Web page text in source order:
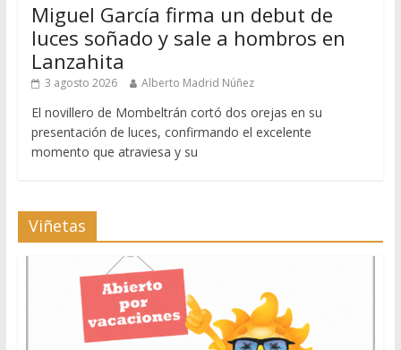
Miguel García firma un debut de
luces soñado y sale a hombros en
Lanzahita
3 agosto 2026 Alberto Madrid Núñez
El novillero de Mombeltrán cortó dos orejas en su
presentación de luces, confirmando el excelente
momento que atraviesa y su
Viñetas